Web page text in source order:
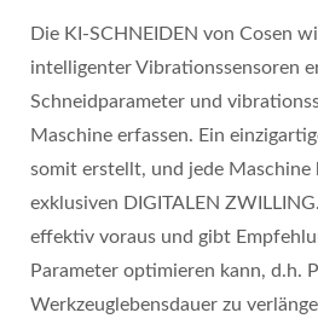
Die KI-SCHNEIDEN von Cosen
intelligenter Vibrationssensoren
Schneidparameter und
Maschine erfassen. Ein
somit erstellt, und jede Maschine
exklusiven DIGITALEN
effektiv voraus und gibt
Parameter optimieren kann, d.h.
Werkzeuglebensdauer zu